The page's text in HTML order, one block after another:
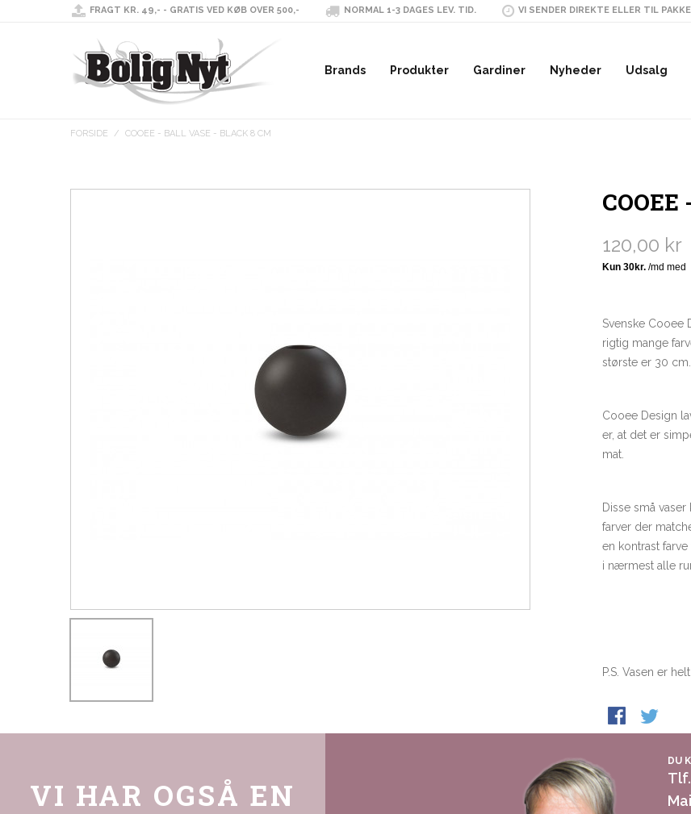
FRAGT KR. 49,- - GRATIS VED KØB OVER 500,- NORMAL 1-3 DAGES LEV. TID. VI SENDER DIREKTE ELLER TIL
Brands Produkter Gardiner Nyheder Udsalg
FORSIDE / COOEE - BALL VASE - BLACK 8 CM
120,00 kr
Svenske Cooee
rigtig mange
største er 30 cm.
Cooee Design
er, at det er
mat.
Disse små
farver der
en kontrast
i nærmest alle
P.S. Vasen er
VI HAR OGSÅ EN
DU